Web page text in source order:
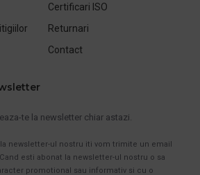
Certificari ISO
Returnari
Contact
te la newsletter chiar astazi.
newsletter-ul nostru iti vom trimite un email
esti abonat la newsletter-ul nostru o sa
promotional sau informativ si cu o